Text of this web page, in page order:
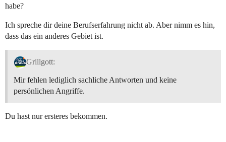
habe?
Ich spreche dir deine Berufserfahrung nicht ab. Aber nimm es hin,
dass das ein anderes Gebiet ist.
Grillgott:
Mir fehlen lediglich sachliche Antworten und keine
persönlichen Angriffe.
Du hast nur ersteres bekommen.